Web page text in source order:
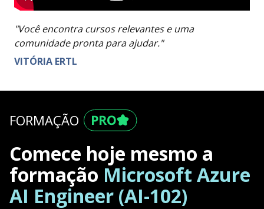
"Você encontra cursos relevantes e uma
comunidade pronta para ajudar."
VITÓRIA ERTL
FORMAÇÃO
Comece hoje mesmo a
formação Microsoft Azure
AI Engineer (AI-102)